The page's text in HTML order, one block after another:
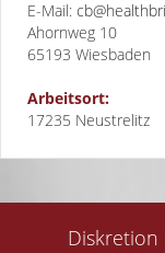
E-Mail:
Ahornweg 10
65193 Wiesbaden
Arbeitsort:
17235 Neustrelitz
Diskretion